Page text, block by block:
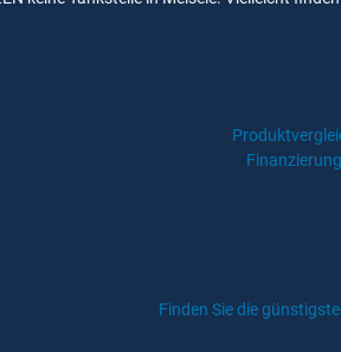
Finanzierung
Finden Sie die